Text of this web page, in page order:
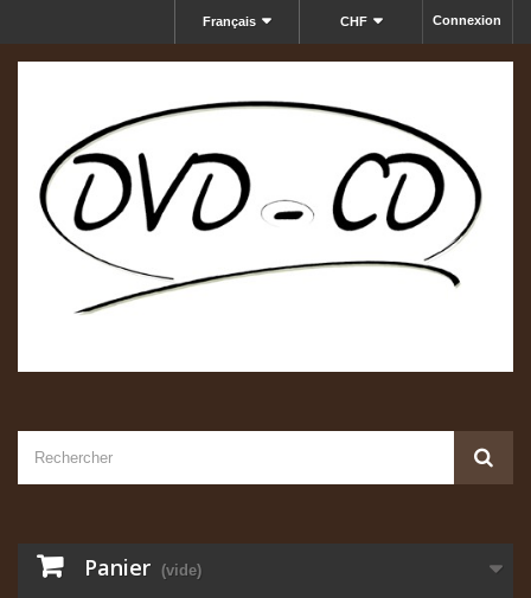
Connexion
CHF
Français
Panier (vide)